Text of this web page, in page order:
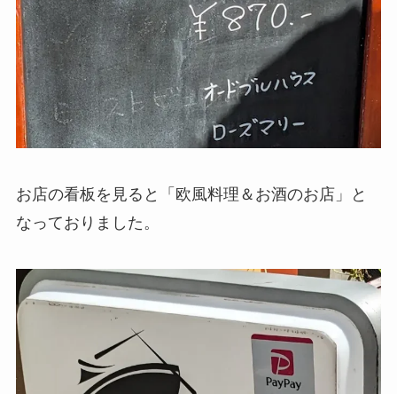
お店の看板を見ると「欧風料理＆お酒のお店」と
なっておりました。